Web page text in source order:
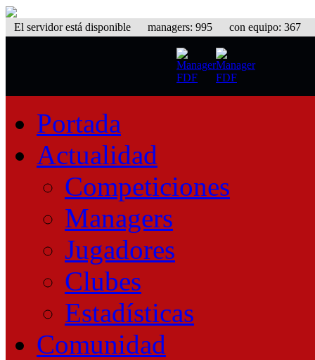
El servidor está disponible managers: 995 con equipo: 367
Portada
Actualidad
Competiciones
Managers
Jugadores
Clubes
Estadísticas
Comunidad